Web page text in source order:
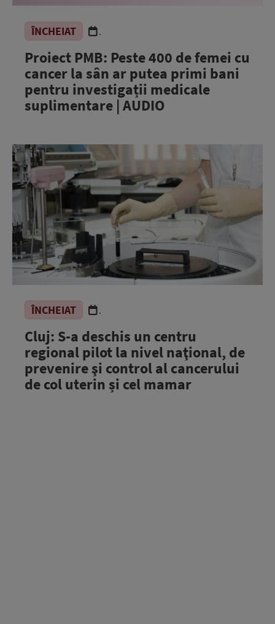
ÎNCHEIAT .
Proiect PMB: Peste 400 de femei cu
cancer la sân ar putea primi bani
pentru investigații medicale
suplimentare | AUDIO
ÎNCHEIAT .
Cluj: S-a deschis un centru
regional pilot la nivel naţional, de
prevenire şi control al cancerului
de col uterin și cel mamar